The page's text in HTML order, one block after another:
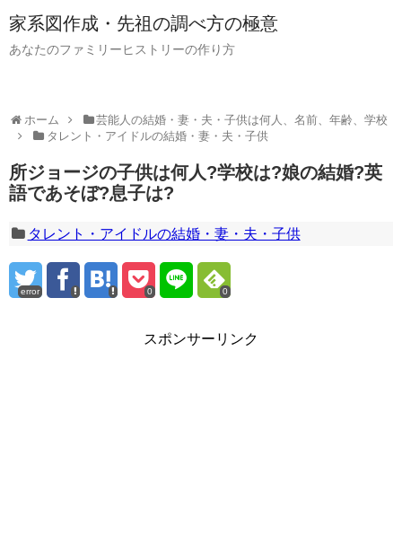
家系図作成・先祖の調べ方の極意
あなたのファミリーヒストリーの作り方
ホーム
芸能人の結婚・妻・夫・子供は何人、名前、年齢、学校
タレント・アイドルの結婚・妻・夫・子供
所ジョージの子供は何人?学校は?娘の結婚?英
語であそぼ?息子は?
タレント・アイドルの結婚・妻・夫・子供
error 0 0
スポンサーリンク